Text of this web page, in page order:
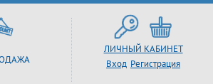
ЛИЧНЫЙ КАБИНЕТ
Вход Регистрация